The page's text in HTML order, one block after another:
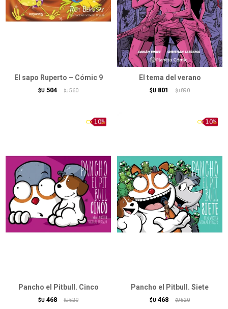
El sapo Ruperto – Cómic 9
$U 504 $U 560
El tema del verano
$U 801 $U 890
Pancho el Pitbull. Cinco
$U 468 $U 520
Pancho el Pitbull. Siete
$U 468 $U 520